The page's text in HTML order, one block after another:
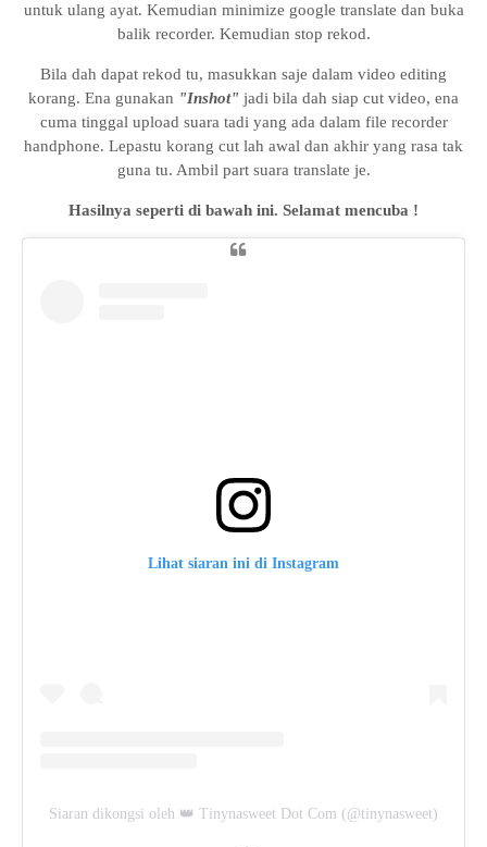
untuk ulang ayat. Kemudian minimize google translate dan buka
balik recorder. Kemudian stop rekod.
Bila dah dapat rekod tu, masukkan saje dalam video editing
korang. Ena gunakan "Inshot" jadi bila dah siap cut video, ena
cuma tinggal upload suara tadi yang ada dalam file recorder
handphone. Lepastu korang cut lah awal dan akhir yang rasa tak
guna tu. Ambil part suara translate je.
Hasilnya seperti di bawah ini. Selamat mencuba !
Lihat siaran ini di Instagram
Siaran dikongsi oleh 👑 Tinynasweet Dot Com (@tinynasweet)